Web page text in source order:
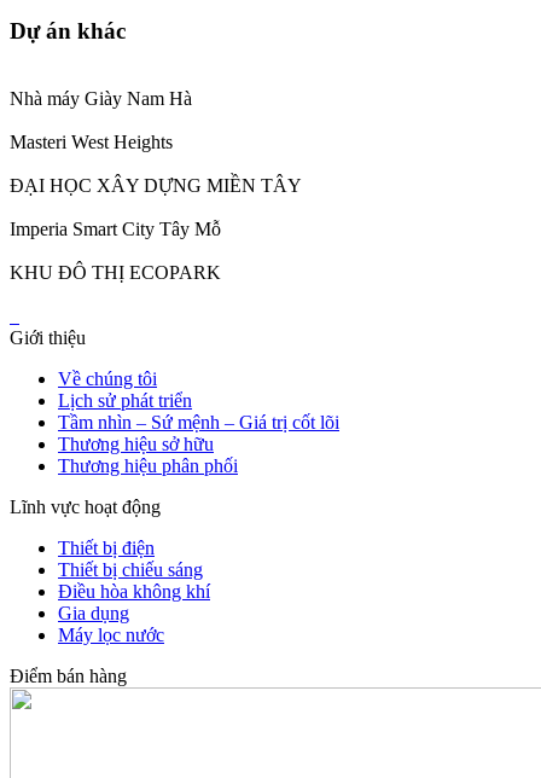
Dự án khác
Nhà máy Giày Nam Hà
Masteri West Heights
ĐẠI HỌC XÂY DỰNG MIỀN TÂY
Imperia Smart City Tây Mỗ
KHU ĐÔ THỊ ECOPARK
Giới thiệu
Về chúng tôi
Lịch sử phát triển
Tầm nhìn – Sứ mệnh – Giá trị cốt lõi
Thương hiệu sở hữu
Thương hiệu phân phối
Lĩnh vực hoạt động
Thiết bị điện
Thiết bị chiếu sáng
Điều hòa không khí
Gia dụng
Máy lọc nước
Điểm bán hàng